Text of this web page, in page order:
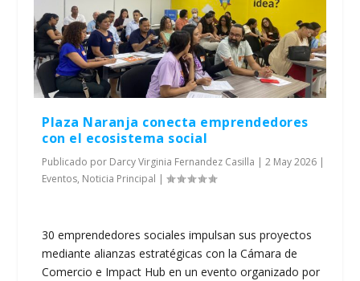
Plaza Naranja conecta emprendedores
con el ecosistema social
Publicado por Darcy Virginia Fernandez Casilla |2 May 2026 |
Eventos, Noticia Principal |
30 emprendedores sociales impulsan sus proyectos
mediante alianzas estratégicas con la Cámara de
Comercio e Impact Hub en un evento organizado por